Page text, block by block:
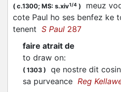
( c.1300; MS: s.xiv1/4 )
meuz
cote Paul ho ses benfez ke
tenent S Paul 287
faire atrait de
to draw on:
( 1303 )
qe nostre dit
sa purveance Reg